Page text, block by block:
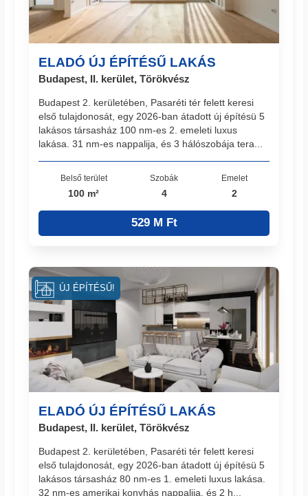
ELADÓ ÚJ ÉPÍTÉSŰ LAKÁS
Budapest, II. kerület, Törökvész
Budapest 2. kerületében, Pasaréti tér felett keresi
első tulajdonosát, egy 2026-ban átadott új építésü 5
lakásos társasház 100 nm-es 2. emeleti luxus
lakása. 31 nm-es nappalija, és 3 hálószobája tera...
Belső terület
100 m²
Szobák
4
Emelet
2
529 M Ft
ELADÓ ÚJ ÉPÍTÉSŰ LAKÁS
Budapest, II. kerület, Törökvész
Budapest 2. kerületében, Pasaréti tér felett keresi
első tulajdonosát, egy 2026-ban átadott új építésü 5
lakásos társasház 80 nm-es 1. emeleti luxus lakása.
32 nm-es amerikai konyhás nappalija, és 2 h...
ÚJ ÉPÍTÉSŰ!